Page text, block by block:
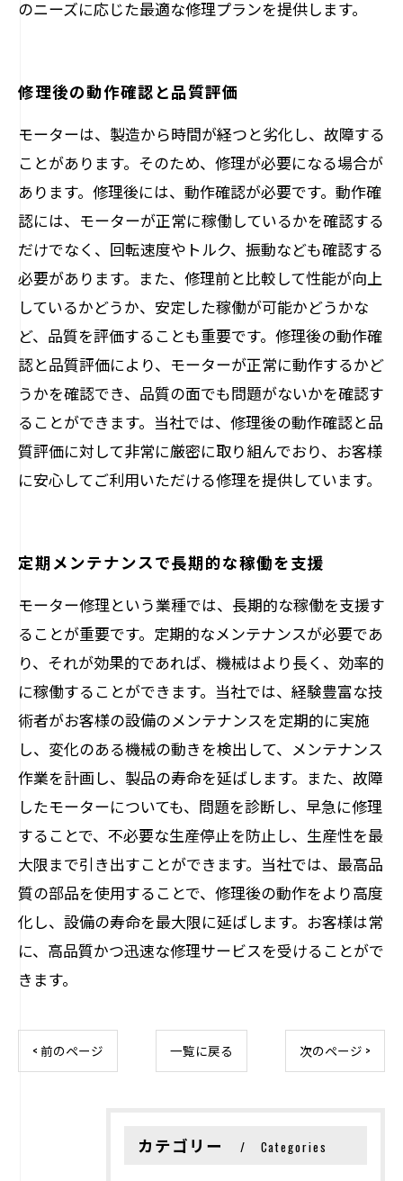
のニーズに応じた最適な修理プランを提供します。
修理後の動作確認と品質評価
モーターは、製造から時間が経つと劣化し、故障する
ことがあります。そのため、修理が必要になる場合が
あります。修理後には、動作確認が必要です。動作確
認には、モーターが正常に稼働しているかを確認する
だけでなく、回転速度やトルク、振動なども確認する
必要があります。また、修理前と比較して性能が向上
しているかどうか、安定した稼働が可能かどうかな
ど、品質を評価することも重要です。修理後の動作確
認と品質評価により、モーターが正常に動作するかど
うかを確認でき、品質の面でも問題がないかを確認す
ることができます。当社では、修理後の動作確認と品
質評価に対して非常に厳密に取り組んでおり、お客様
に安心してご利用いただける修理を提供しています。
定期メンテナンスで長期的な稼働を支援
モーター修理という業種では、長期的な稼働を支援す
ることが重要です。定期的なメンテナンスが必要であ
り、それが効果的であれば、機械はより長く、効率的
に稼働することができます。当社では、経験豊富な技
術者がお客様の設備のメンテナンスを定期的に実施
し、変化のある機械の動きを検出して、メンテナンス
作業を計画し、製品の寿命を延ばします。また、故障
したモーターについても、問題を診断し、早急に修理
することで、不必要な生産停止を防止し、生産性を最
大限まで引き出すことができます。当社では、最高品
質の部品を使用することで、修理後の動作をより高度
化し、設備の寿命を最大限に延ばします。お客様は常
に、高品質かつ迅速な修理サービスを受けることがで
きます。
< 前のページ 一覧に戻る 次のページ >
カテゴリー Categories